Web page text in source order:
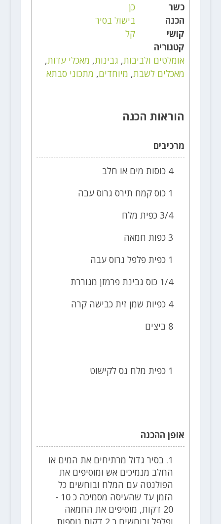
כשר
כן
הכנה
בישול בסיר
קושי
קל
קטגוריה
אומלטים ולביבות, גבינות, מאכלי עדות,
מאכלים לשבת, מיוחדים, מתכוני סבתא
הוראות הכנה
מרכיבים
4 כוסות מים או חלב
1 כוס קמח תירס גרוס עבה
3/4 כפית מלח
3 כפות חמאה
1 כפית פלפל גרוס עבה
1/4 כוס גבינת פרמזן מגוררת
4 כפיות שמן זית כבישה קרה
8 ביצים
1 כפית מלח גס לקישוט
אופן ההכנה
1. בסיר גדול מרתיחים את המים או
החלב מנמיכים אש ומוסיפים את
הפולנטה עם המלח ובוחשים כל
הזמן עד שהעיסה מסמיכה כ 10 -
20 דקות, מוסיפים את החמאה
ופלפל ובוחשים כ 2 דקות נוספות.